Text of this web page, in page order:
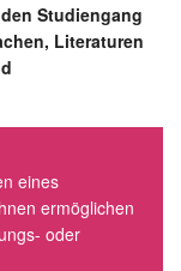
Studiengang
Literaturen
eines
ermöglichen
oder